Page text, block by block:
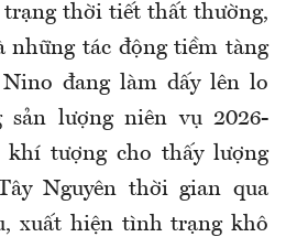
thời tiết thất thường,
những tác động tiềm tàng
đang làm dấy lên lo
sản lượng niên vụ 2026-
khí tượng cho thấy lượng
Nguyên thời gian qua
xuất hiện tình trạng khô